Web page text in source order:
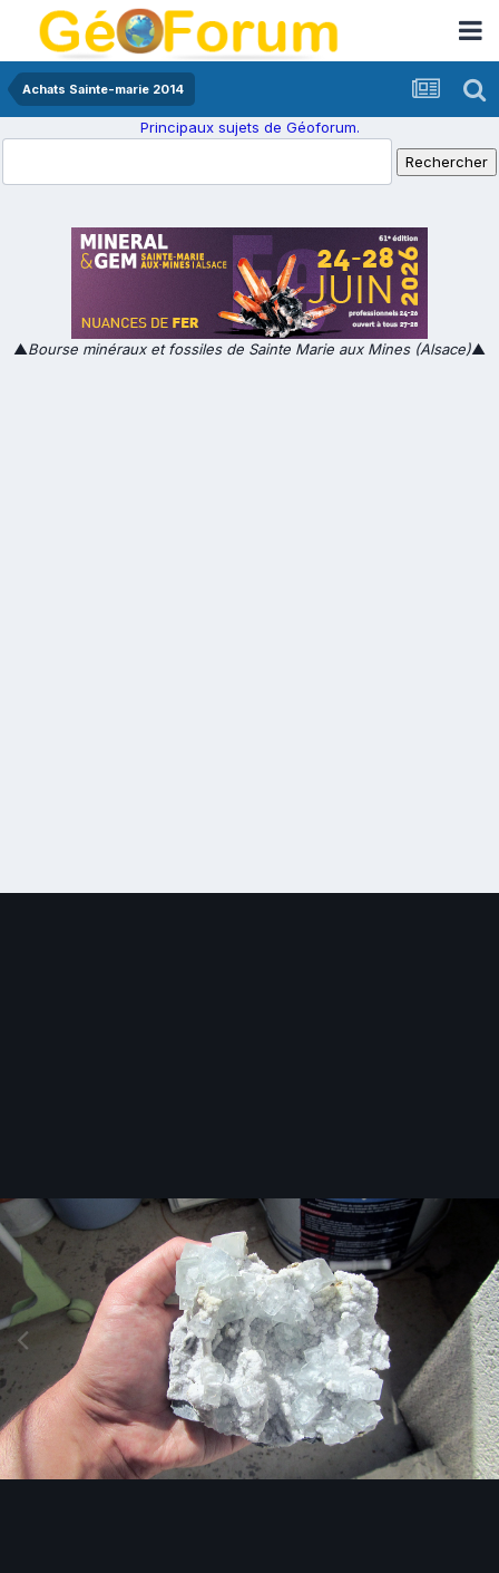
Achats Sainte-marie 2014
Principaux sujets de Géoforum.
▲Bourse minéraux et fossiles de Sainte Marie aux Mines (Alsace)▲